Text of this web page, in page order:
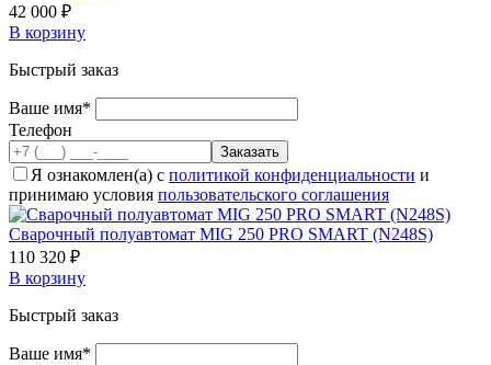
42 000 ₽
В корзину
Быстрый заказ
Ваше имя*
Телефон
Я ознакомлен(а) с политикой конфиденциальности и
принимаю условия пользовательского соглашения
Cварочный полуавтомат MIG 250 PRO SMART (N248S)
110 320 ₽
В корзину
Быстрый заказ
Ваше имя*